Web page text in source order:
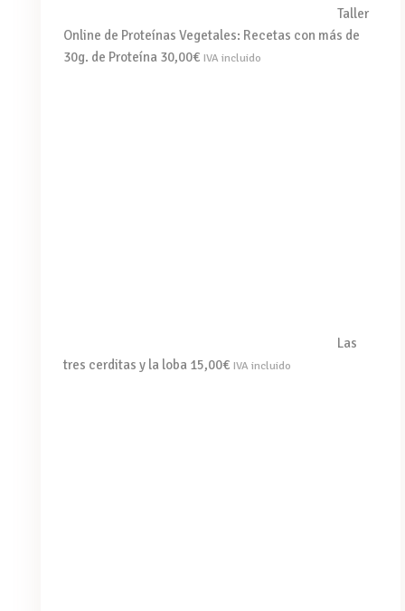
Taller
Online de Proteínas Vegetales: Recetas con más de
30g. de Proteína 30,00€ IVA incluido
Las
tres cerditas y la loba 15,00€ IVA incluido